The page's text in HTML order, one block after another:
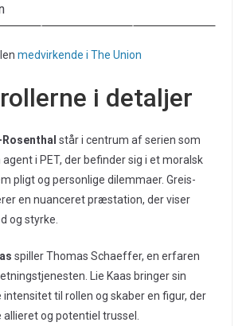
medvirkende i The Union
i detaljer
står i centrum af serien som
agent i PET, der befinder sig i et moralsk
pligt og personlige dilemmaer. Greis-
en nuanceret præstation, der viser
og styrke.
spiller Thomas Schaeffer, en erfaren
Lie Kaas bringer sin
intensitet til rollen og skaber en figur, der
og potentiel trussel.